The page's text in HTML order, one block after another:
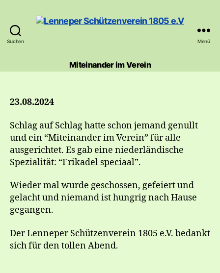
Suchen
Schützenverein
1805
Menü
Miteinander im Verein
23.08.2024
Schlag auf Schlag hatte schon jemand genullt
und ein “Miteinander im Verein” für alle
ausgerichtet. Es gab eine niederländische
Spezialität: “Frikadel speciaal”.
Wieder mal wurde geschossen, gefeiert und
gelacht und niemand ist hungrig nach Hause
gegangen.
Der Lenneper Schützenverein 1805 e.V. bedankt
sich für den tollen Abend.